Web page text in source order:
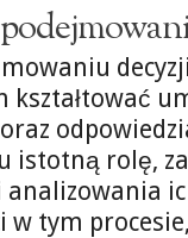
kształtować
istotną rolę,
w tym